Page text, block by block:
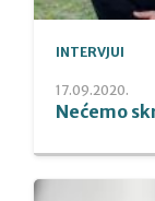
INTERVJUI
17.09.2020.
Nećemo